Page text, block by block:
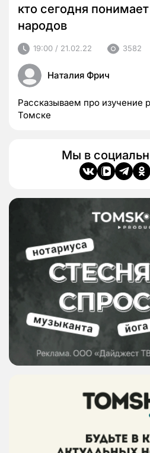
кто сегодня
народов
19:00 / 21.02.22 3582
Наталия Фрич
Рассказываем про изучение
Томске
Мы в